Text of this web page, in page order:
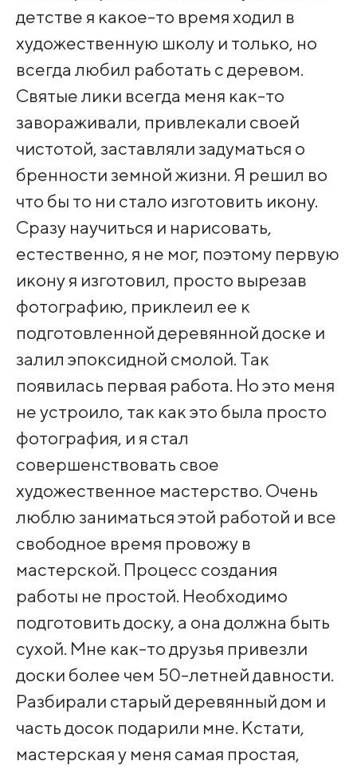
детстве я какое-то время ходил в
художественную школу и только, но
всегда любил работать с деревом.
Святые лики всегда меня как-то
завораживали, привлекали своей
чистотой, заставляли задуматься о
бренности земной жизни. Я решил во
что бы то ни стало изготовить икону.
Сразу научиться и нарисовать,
естественно, я не мог, поэтому первую
икону я изготовил, просто вырезав
фотографию, приклеил ее к
подготовленной деревянной доске и
залил эпоксидной смолой. Так
появилась первая работа. Но это меня
не устроило, так как это была просто
фотография, и я стал
совершенствовать свое
художественное мастерство. Очень
люблю заниматься этой работой и все
свободное время провожу в
мастерской. Процесс создания
работы не простой. Необходимо
подготовить доску, а она должна быть
сухой. Мне как-то друзья привезли
доски более чем 50-летней давности.
Разбирали старый деревянный дом и
часть досок подарили мне. Кстати,
мастерская у меня самая простая,